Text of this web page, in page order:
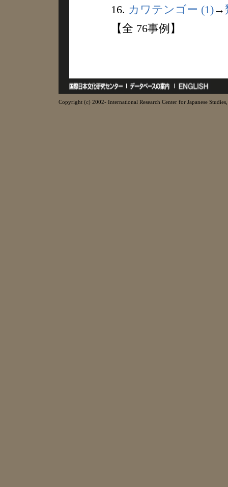
16. カワテンゴー (1)→
【全 76事例】
Copyright (c) 2002- International Research Center for Japanese